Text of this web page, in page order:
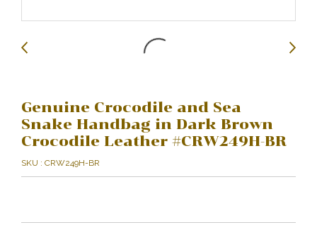
Genuine Crocodile and Sea
Snake Handbag in Dark Brown
Crocodile Leather #CRW249H-BR
SKU : CRW249H-BR